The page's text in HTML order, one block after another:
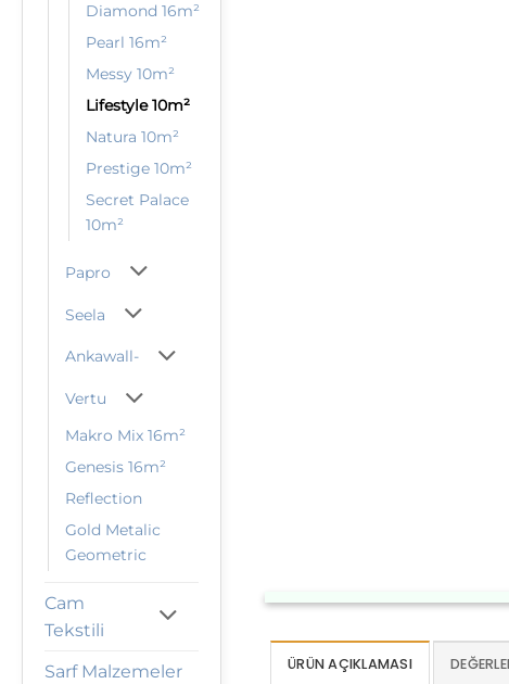
Diamond 16m²
Pearl 16m²
Messy 10m²
Lifestyle 10m²
Natura 10m²
Prestige 10m²
Secret Palace
10m²
Papro
Seela
Ankawall-
Vertu
Makro Mix 16m²
Genesis 16m²
Reflection
Gold Metalic
Geometric
Cam
Tekstili
Sarf Malzemeler
ÜRÜN AÇIKLAMASI